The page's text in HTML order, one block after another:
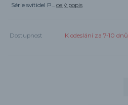
Série svítidel P... celý popis
Dostupnost K odeslání za 7-10 dnů